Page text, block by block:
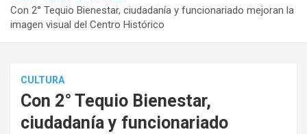
Con 2° Tequio Bienestar, ciudadanía y funcionariado mejoran la
imagen visual del Centro Histórico
CULTURA
Con 2° Tequio Bienestar,
ciudadanía y funcionariado